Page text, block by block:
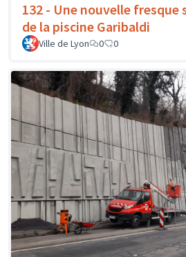
132 - Une nouvelle fresque
de la piscine Garibaldi
Ville de Lyon 0 0